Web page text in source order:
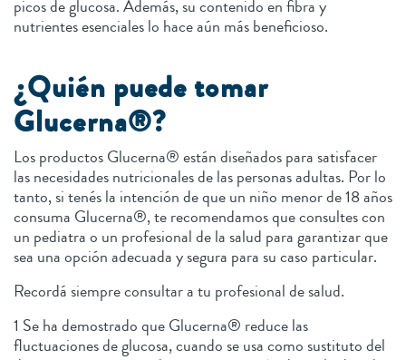
picos de glucosa. Además, su contenido en fibra y
nutrientes esenciales lo hace aún más beneficioso.
¿Quién puede tomar
Glucerna®?
Los productos Glucerna® están diseñados para satisfacer
las necesidades nutricionales de las personas adultas. Por lo
tanto, si tenés la intención de que un niño menor de 18 años
consuma Glucerna®, te recomendamos que consultes con
un pediatra o un profesional de la salud para garantizar que
sea una opción adecuada y segura para su caso particular.
Recordá siempre consultar a tu profesional de salud.
1 Se ha demostrado que Glucerna® reduce las
fluctuaciones de glucosa, cuando se usa como sustituto del